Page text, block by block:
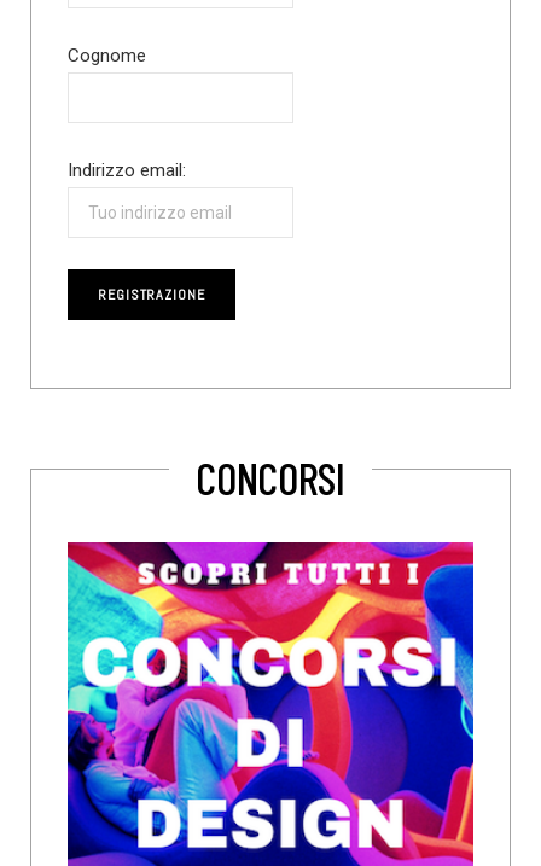
Cognome
Indirizzo email:
CONCORSI